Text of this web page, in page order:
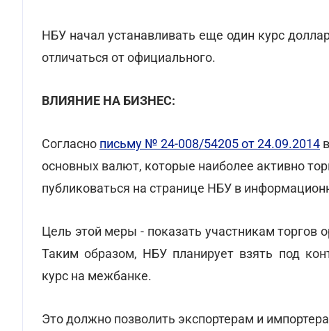
НБУ начал устанавливать еще один курс
отличаться от официального.
ВЛИЯНИЕ НА БИЗНЕС:
Согласно письму № 24-008/54205 от 24.09.2014
основных валют, которые наиболее активно
публиковаться на странице НБУ в
Цель этой меры - показать участникам
Таким образом, НБУ планирует взять под
курс на межбанке.
Это должно позволить экспортерам и